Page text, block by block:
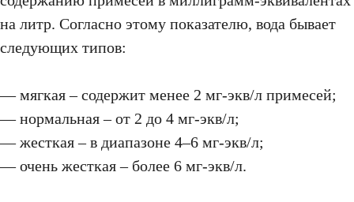
на литр. Согласно этому показателю, вода бывает
следующих типов:
— мягкая – содержит менее 2 мг-экв/л примесей;
— нормальная – от 2 до 4 мг-экв/л;
— жесткая – в диапазоне 4–6 мг-экв/л;
— очень жесткая – более 6 мг-экв/л.